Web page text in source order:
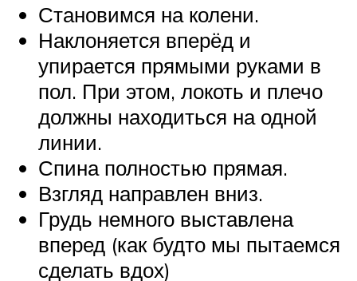
Становимся на колени.
Наклоняется вперёд и
упирается прямыми руками в
пол. При этом, локоть и плечо
должны находиться на одной
линии.
Спина полностью прямая.
Взгляд направлен вниз.
Грудь немного выставлена
вперед (как будто мы пытаемся
сделать вдох)